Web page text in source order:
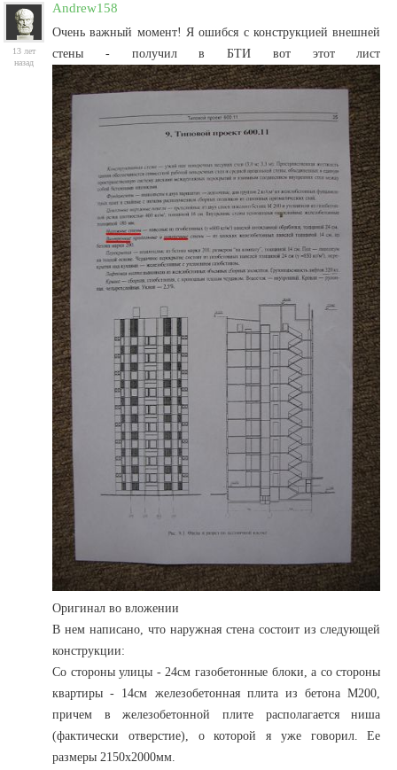
13 лет
назад
Andrew158
Очень важный момент! Я ошибся с конструкцией внешней
стены - получил в БТИ вот этот лист
Оригинал во вложении
В нем написано, что наружная стена состоит из следующей
конструкции:
Со стороны улицы - 24см газобетонные блоки, а со стороны
квартиры - 14см железобетонная плита из бетона М200,
причем в железобетонной плите располагается ниша
(фактически отверстие), о которой я уже говорил. Ее
размеры 2150х2000мм.